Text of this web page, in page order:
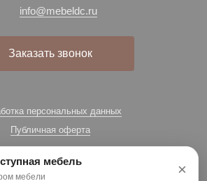
info@mebeldc.ru
Заказать звонок
персональных данных
Публичная оферта
мебель
мебели ×